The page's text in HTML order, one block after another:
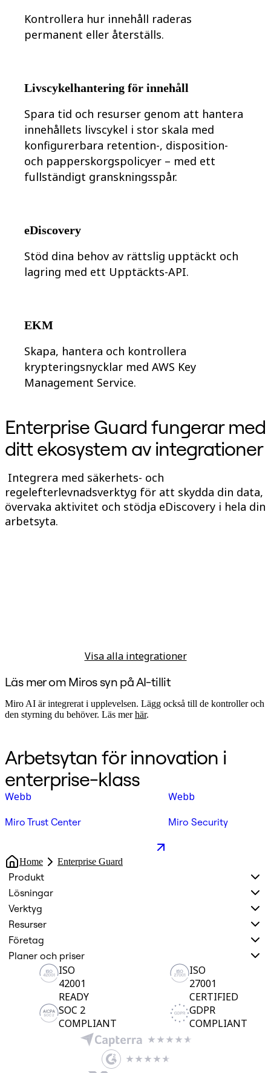
Kontrollera hur innehåll raderas
permanent eller återställs.
Livscykelhantering för innehåll
Spara tid och resurser genom att hantera
innehållets livscykel i stor skala med
konfigurerbara retention-, disposition-
och papperskorgspolicyer – med ett
fullständigt granskningsspår.
eDiscovery
Stöd dina behov av rättslig upptäckt och
lagring med ett Upptäckts-API.
EKM
Skapa, hantera och kontrollera
krypteringsnycklar med AWS Key
Management Service.
Enterprise Guard fungerar med
ditt ekosystem av integrationer
Integrera med säkerhets- och
regelefterlevnadsverktyg för att skydda din data,
övervaka aktivitet och stödja eDiscovery i hela din
arbetsyta.
Visa alla integrationer
Läs mer om Miros syn på AI-tillit
Miro AI är integrerat i upplevelsen. Lägg också till de kontroller och
den styrning du behöver. Läs merhär.
Arbetsytan för innovation i
enterprise-klass
Webb
Miro Trust Center
Webb
Miro Security
Home Enterprise Guard
Produkt
Lösningar
Verktyg
Resurser
Företag
Planer och priser
ISO
42001
READY
ISO
27001
CERTIFIED
SOC 2
COMPLIANT
GDPR
COMPLIANT